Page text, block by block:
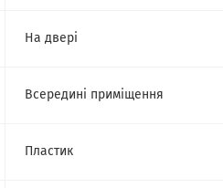
На двері
Всередині приміщення
Пластик